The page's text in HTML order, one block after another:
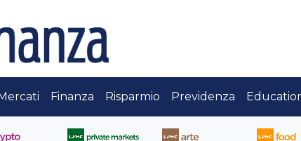
Finanza Risparmio Previdenza